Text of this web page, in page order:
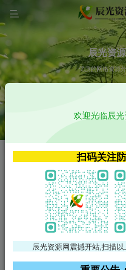
辰光资
优质的网络资源
VIP特权介绍
VIP特权介绍
火
VIP特权介绍
免费领支付宝红包
腾
欢迎光临辰
扫码关注
辰光资源网震撼开站,扫描